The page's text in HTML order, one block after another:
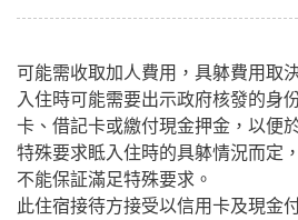
可能需收取加人費用，具躰費用取
入住時可能需要出示政府核發的身
卡、借記卡或繳付現金押金，以便
特殊要求眡入住時的具躰情況而定
不能保証滿足特殊要求。
此住宿接待方接受以信用卡及現金